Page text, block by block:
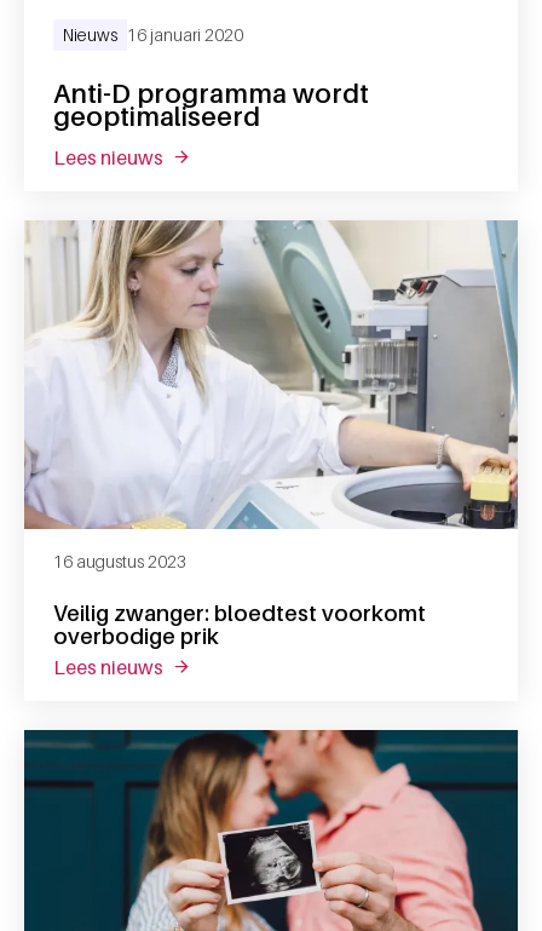
Anti-D programma wordt
geoptimaliseerd
Nieuws 16 januari 2020
lees nieuws over anti-d programma wordt
Veilig zwanger: bloedtest voorkomt
overbodige prik
16 augustus 2023
lees nieuws over veilig zwanger: bloedtest voorkomt